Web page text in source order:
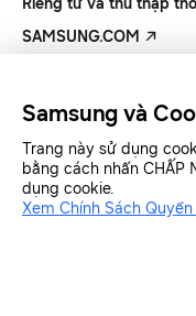
Riêng tư và thu thập
SAMSUNG.COM
Samsung Việt
Samsung và
Trang này sử dụng
bằng cách nhấn CHẤP
dụng cookie.
Xem Chính Sách